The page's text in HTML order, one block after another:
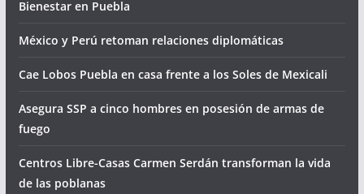
Bienestar en Puebla
México y Perú retoman relaciones diplomáticas
Cae Lobos Puebla en casa frente a los Soles de Mexicali
Asegura SSP a cinco hombres en posesión de armas de
fuego
Centros Libre-Casas Carmen Serdán transforman la vida
de las poblanas